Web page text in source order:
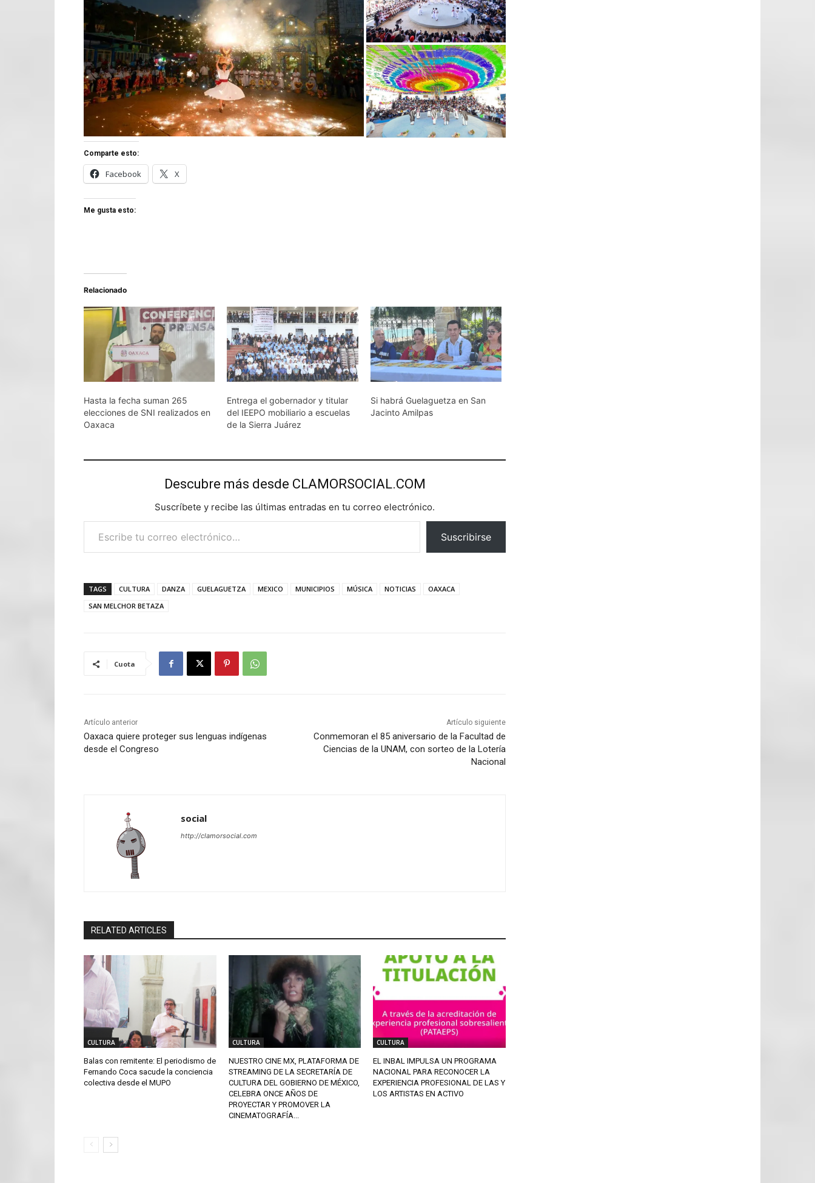
Comparte esto:
Facebook X
Me gusta esto:
Relacionado
Hasta la fecha suman 265
elecciones de SNI realizados en
Oaxaca
Entrega el gobernador y titular
del IEEPO mobiliario a escuelas
de la Sierra Juárez
Si habrá Guelaguetza en San
Jacinto Amilpas
Descubre más desde CLAMORSOCIAL.COM
Suscríbete y recibe las últimas entradas en tu correo electrónico.
Escribe tu correo electrónico…
Suscribirse
TAGS CULTURA DANZA GUELAGUETZA MEXICO MUNICIPIOS MÚSICA NOTICIAS
OAXACA
SAN MELCHOR BETAZA
Cuota
Artículo anterior
Oaxaca quiere proteger sus lenguas indígenas
desde el Congreso
Artículo siguiente
Conmemoran el 85 aniversario de la Facultad de
Ciencias de la UNAM, con sorteo de la Lotería
Nacional
social
http://clamorsocial.com
RELATED ARTICLES
CULTURA
Balas con remitente: El periodismo de
Fernando Coca sacude la conciencia
colectiva desde el MUPO
CULTURA
NUESTRO CINE MX, PLATAFORMA DE
STREAMING DE LA SECRETARÍA DE
CULTURA DEL GOBIERNO DE MÉXICO,
CELEBRA ONCE AÑOS DE
PROYECTAR Y PROMOVER LA
CINEMATOGRAFÍA...
CULTURA
EL INBAL IMPULSA UN PROGRAMA
NACIONAL PARA RECONOCER LA
EXPERIENCIA PROFESIONAL DE LAS Y
LOS ARTISTAS EN ACTIVO